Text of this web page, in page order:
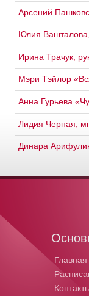
Арсений
Юлия Вашталова,
Ирина Трачук,
Мэри Тэйлор
Анна Гурьева
Лидия Черная,
Динара
Главная